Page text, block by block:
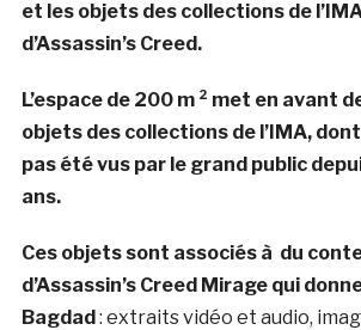
et les objets des collections de
d’Assassin’s Creed.
L’espace de 200 m ² met en avant
objets des collections de l’IMA,
pas été vus par le grand public
ans.
Ces objets sont associés à du
d’Assassin’s Creed Mirage qui
Bagdad: extraits vidéo et audio,